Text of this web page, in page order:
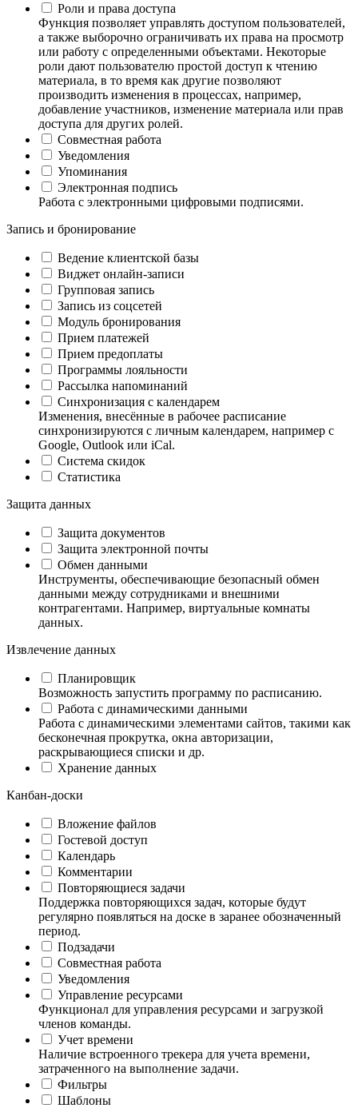
Роли и права доступа
Функция позволяет управлять доступом пользователей,
а также выборочно ограничивать их права на просмотр
или работу с определенными объектами. Некоторые
роли дают пользователю простой доступ к чтению
материала, в то время как другие позволяют
производить изменения в процессах, например,
добавление участников, изменение материала или прав
доступа для других ролей.
Совместная работа
Уведомления
Упоминания
Электронная подпись
Работа с электронными цифровыми подписями.
Запись и бронирование
Ведение клиентской базы
Виджет онлайн-записи
Групповая запись
Запись из соцсетей
Модуль бронирования
Прием платежей
Прием предоплаты
Программы лояльности
Рассылка напоминаний
Синхронизация с календарем
Изменения, внесённые в рабочее расписание
синхронизируются с личным календарем, например с
Google, Outlook или iCal.
Система скидок
Статистика
Защита данных
Защита документов
Защита электронной почты
Обмен данными
Инструменты, обеспечивающие безопасный обмен
данными между сотрудниками и внешними
контрагентами. Например, виртуальные комнаты
данных.
Извлечение данных
Планировщик
Возможность запустить программу по расписанию.
Работа с динамическими данными
Работа с динамическими элементами сайтов, такими как
бесконечная прокрутка, окна авторизации,
раскрывающиеся списки и др.
Хранение данных
Канбан-доски
Вложение файлов
Гостевой доступ
Календарь
Комментарии
Повторяющиеся задачи
Поддержка повторяющихся задач, которые будут
регулярно появляться на доске в заранее обозначенный
период.
Подзадачи
Совместная работа
Уведомления
Управление ресурсами
Функционал для управления ресурсами и загрузкой
членов команды.
Учет времени
Наличие встроенного трекера для учета времени,
затраченного на выполнение задачи.
Фильтры
Шаблоны